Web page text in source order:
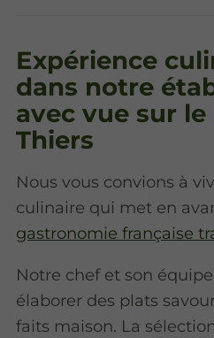
Expérience
dans notre
avec vue sur
Thiers
Nous vous convions à
culinaire qui met en
gastronomie française
Notre chef et son
élaborer des plats
faits maison. La